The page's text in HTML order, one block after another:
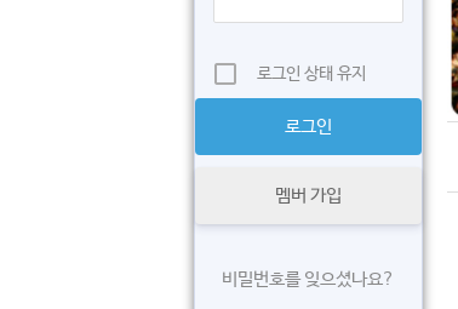
로그인 상태 유지
멤버 가입
비밀번호를 잊으셨나요?